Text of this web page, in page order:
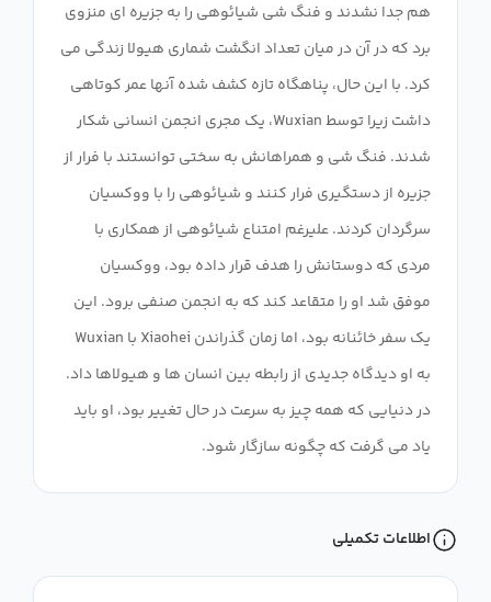
هم جدا نشدند و فنگ شی شیائوهی را به جزیره ای منزوی
برد که در آن در میان تعداد انگشت شماری هیولا زندگی می
کرد. با این حال، پناهگاه تازه کشف شده آنها عمر کوتاهی
داشت زیرا توسط Wuxian، یک مجری انجمن انسانی شکار
شدند. فنگ شی و همراهانش به سختی توانستند با فرار از
جزیره از دستگیری فرار کنند و شیائوهی را با ووکسیان
سرگردان کردند. علیرغم امتناع شیائوهی از همکاری با
مردی که دوستانش را هدف قرار داده بود، ووکسیان
موفق شد او را متقاعد کند که به انجمن صنفی برود. این
یک سفر خائنانه بود، اما زمان گذراندن Xiaohei با Wuxian
به او دیدگاه جدیدی از رابطه بین انسان ها و هیولاها داد.
در دنیایی که همه چیز به سرعت در حال تغییر بود، او باید
یاد می گرفت که چگونه سازگار شود.
اطلاعات تکمیلی